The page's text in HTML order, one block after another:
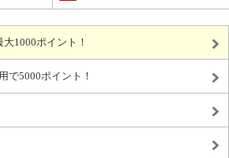
1000ポイント！
で5000ポイント！